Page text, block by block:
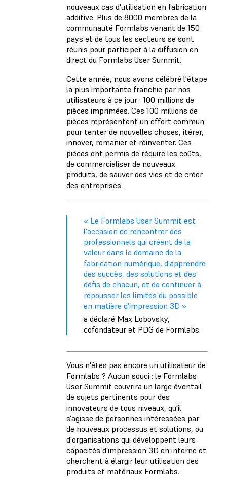
nouveaux cas d'utilisation en fabrication
additive. Plus de 8000 membres de la
communauté Formlabs venant de 150
pays et de tous les secteurs se sont
réunis pour participer à la diffusion en
direct du Formlabs User Summit.
Cette année, nous avons célébré l'étape
la plus importante franchie par nos
utilisateurs à ce jour : 100 millions de
pièces imprimées. Ces 100 millions de
pièces représentent un effort commun
pour tenter de nouvelles choses, itérer,
innover, remanier et réinventer. Ces
pièces ont permis de réduire les coûts,
de commercialiser de nouveaux
produits, de sauver des vies et de créer
des entreprises.
« Le Formlabs User Summit est
l'occasion de rencontrer des
professionnels qui créent de la
valeur dans le domaine de la
fabrication numérique, d'apprendre
des succès, des solutions et des
défis de chacun, et de continuer à
repousser les limites du possible
en matière d'impression 3D »
a déclaré Max Lobovsky,
cofondateur et PDG de Formlabs.
Vous n'êtes pas encore un utilisateur de
Formlabs ? Aucun souci : le Formlabs
User Summit couvrira un large éventail
de sujets pertinents pour des
innovateurs de tous niveaux, qu'il
s'agisse de personnes intéressées par
de nouveaux processus et solutions, ou
d'organisations qui développent leurs
capacités d'impression 3D en interne et
cherchent à élargir leur utilisation des
produits et matériaux Formlabs.